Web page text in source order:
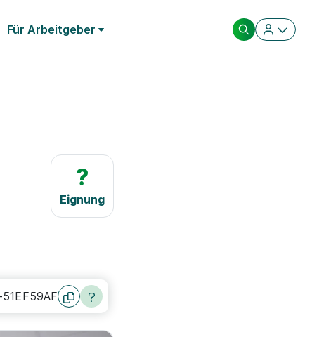
Für Arbeitgeber
?
Eignung